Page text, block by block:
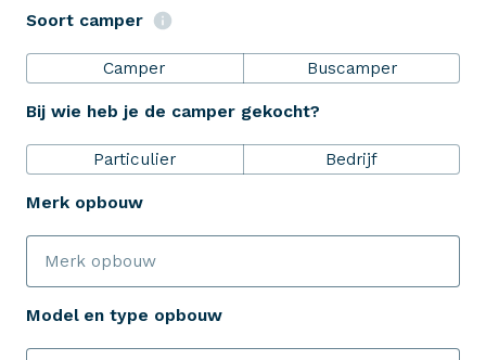
Soort camper
Camper Buscamper
Bij wie heb je de camper gekocht?
Particulier Bedrijf
Merk opbouw
Model en type opbouw
Over Aveco
Bereken je premie
Schade melden